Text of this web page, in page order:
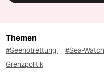
Themen
#Seenotrettung #Sea-Watch
Grenzpolitik